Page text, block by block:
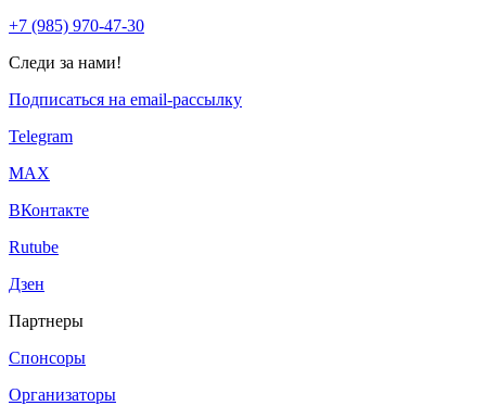
+7 (985) 970-47-30
Следи за нами!
Подписаться на email-рассылку
Telegram
МАХ
ВКонтакте
Rutube
Дзен
Партнеры
Спонсоры
Организаторы